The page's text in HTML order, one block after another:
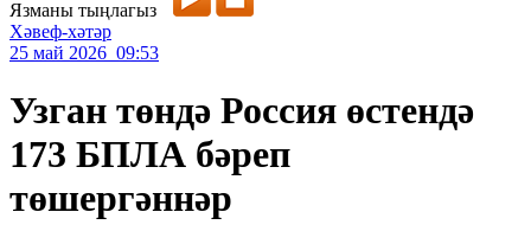
Язманы тыңлагыз
Хәвеф-хәтәр
25 май 2026 09:53
Узган төндә Россия өстендә
173 БПЛА бәреп
төшергәннәр